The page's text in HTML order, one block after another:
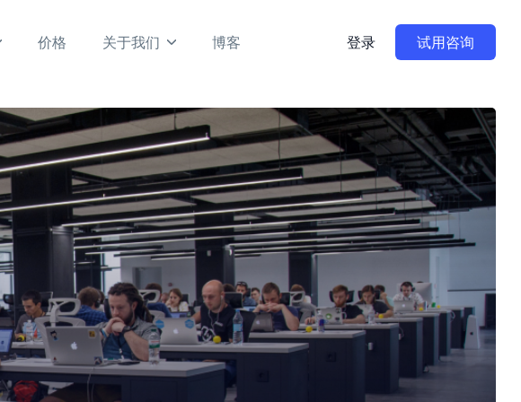
价格 关于我们 博客 登录 试用咨询